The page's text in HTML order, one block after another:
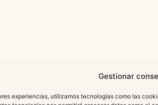
Gestionar
experiencias, utilizamos tecnologías como las